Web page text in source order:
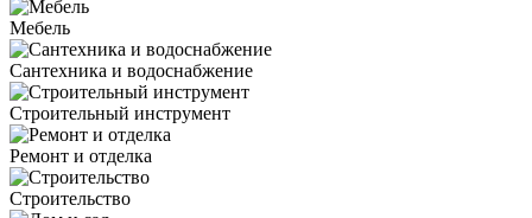
Мебель
Сантехника и водоснабжение
Строительный инструмент
Ремонт и отделка
Строительство